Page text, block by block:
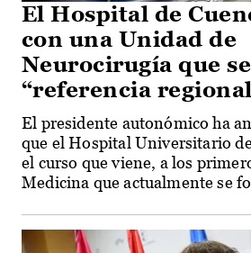
El Hospital de
con una Unidad de
Neurocirugía que
“referencia
El presidente autonómico ha
que el Hospital Universitario
el curso que viene, a los
Medicina que actualmente se